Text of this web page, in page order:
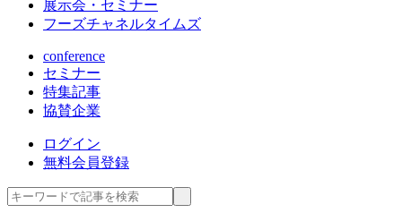
展示会・セミナー
フーズチャネルタイムズ
conference
セミナー
特集記事
協賛企業
ログイン
無料会員登録